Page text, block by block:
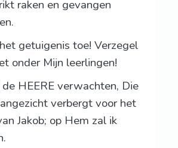
raken en gevangen
getuigenis toe! Verzegel
onder Mijn leerlingen!
de HEERE verwachten, Die
verbergt voor het
Jakob; op Hem zal ik